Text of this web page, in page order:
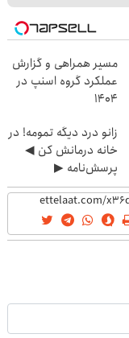
مسیر همراهی و گزارش
عملکرد گروه اسنپ در
۱۴۰۴
زانو درد دیگه تمومه! در
خانه درمانش کن ◀
پرسش‌نامه ▶